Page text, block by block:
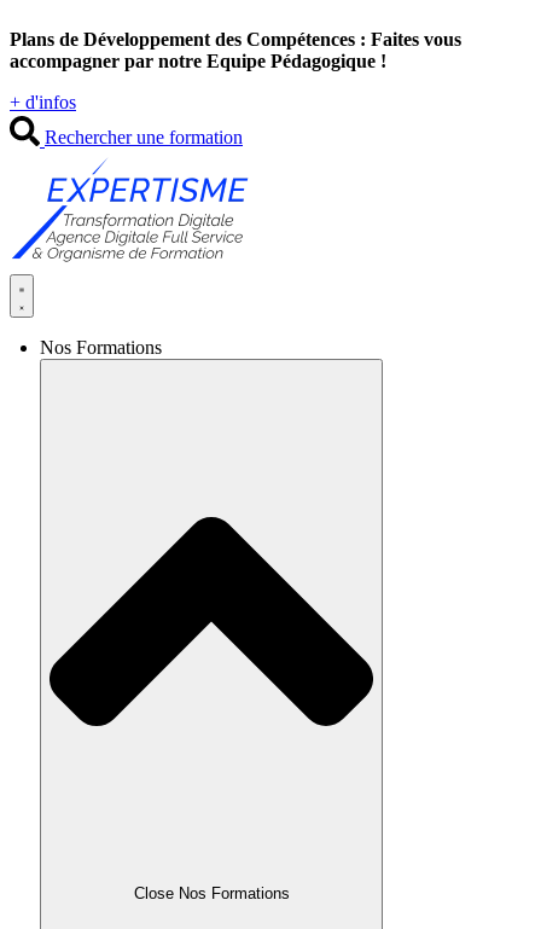
au
contenu
Plans de Développement des Compétences : Faites vous
accompagner par notre Equipe Pédagogique !
+ d'infos
Rechercher une formation
Nos Formations
Close Nos Formations